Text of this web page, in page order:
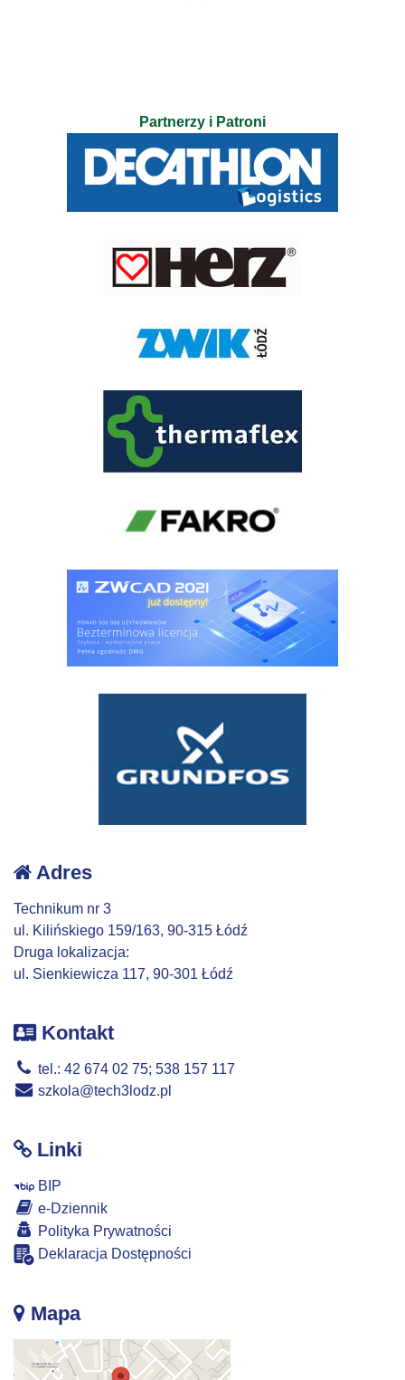
Partnerzy i Patroni
Adres
Technikum nr 3
ul. Kilińskiego 159/163, 90-315 Łódź
Druga lokalizacja:
ul. Sienkiewicza 117, 90-301 Łódź
Kontakt
tel.: 42 674 02 75; 538 157 117
szkola@tech3lodz.pl
Linki
BIP
e-Dziennik
Polityka Prywatności
Deklaracja Dostępności
Mapa